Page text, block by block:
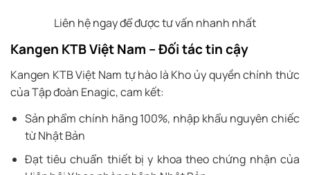
Liên hệ ngay để được tư vấn nhanh nhất
Kangen KTB Việt Nam – Đối tác tin cậy
Kangen KTB Việt Nam tự hào là Kho ủy quyền chính thức
của Tập đoàn Enagic, cam kết:
Sản phẩm chính hãng 100%, nhập khẩu nguyên chiếc
từ Nhật Bản
Đạt tiêu chuẩn thiết bị y khoa theo chứng nhận của